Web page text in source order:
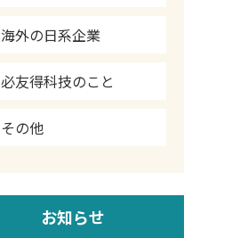
海外の日系企業
必友得科技のこと
その他
お知らせ